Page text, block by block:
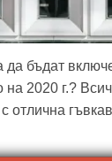
да бъдат
на 2020 г.?
отлична